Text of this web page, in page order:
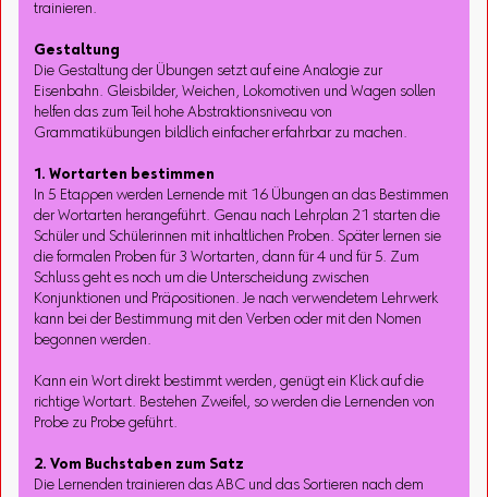
trainieren.
Gestaltung
Die Gestaltung der Übungen setzt auf eine Analogie zur
Eisenbahn. Gleisbilder, Weichen, Lokomotiven und Wagen sollen
helfen das zum Teil hohe Abstraktionsniveau von
Grammatikübungen bildlich einfacher erfahrbar zu machen.
1. Wortarten bestimmen
In 5 Etappen werden Lernende mit 16 Übungen an das Bestimmen
der Wortarten herangeführt. Genau nach Lehrplan 21 starten die
Schüler und Schülerinnen mit inhaltlichen Proben. Später lernen sie
die formalen Proben für 3 Wortarten, dann für 4 und für 5. Zum
Schluss geht es noch um die Unterscheidung zwischen
Konjunktionen und Präpositionen. Je nach verwendetem Lehrwerk
kann bei der Bestimmung mit den Verben oder mit den Nomen
begonnen werden.
Kann ein Wort direkt bestimmt werden, genügt ein Klick auf die
richtige Wortart. Bestehen Zweifel, so werden die Lernenden von
Probe zu Probe geführt.
2. Vom Buchstaben zum Satz
Die Lernenden trainieren das ABC und das Sortieren nach dem